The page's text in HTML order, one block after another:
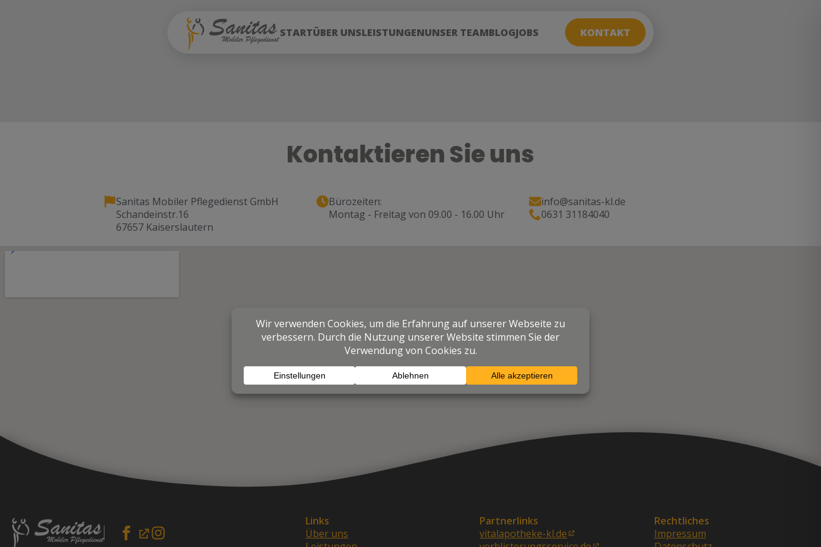
STARTÜBER UNSLEISTUNGENUNSER TEAMBLOGJOBS KONTAKT
Kontaktieren Sie uns
Sanitas Mobiler Pflegedienst GmbH
Schandeinstr.16
67657 Kaiserslautern
Bürozeiten:
Montag - Freitag von 09.00 - 16.00 Uhr
info@sanitas-kl.de
0631 31184040
Links
Über uns
Partnerlinks
vitalapotheke-kl.de
Rechtliches
Impressum